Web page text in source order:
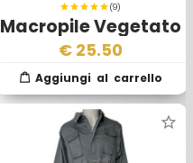
(9)
Macropile Vegetato
€ 25.50